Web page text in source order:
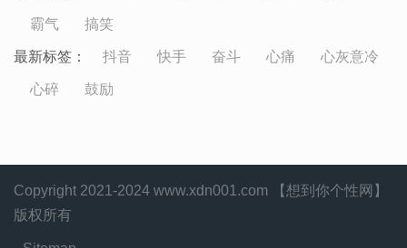
霸气 搞笑
最新标签： 抖音 快手 奋斗 心痛 心灰意冷
心碎 鼓励
Copyright 2021-2024 www.xdn001.com 【想到你个性网】
版权所有